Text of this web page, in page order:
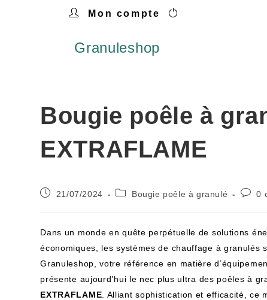
Mon compte
Granuleshop
Bougie poêle à
EXTRAFLAME
21/07/2024 Bougie poêle à granulé 0
Dans un monde en quête perpétuelle de solutions
économiques, les systèmes de chauffage à granulés
Granuleshop, votre référence en matière
présente aujourd’hui le nec plus ultra des poêles à
EXTRAFLAME . Alliant sophistication et efficacité,